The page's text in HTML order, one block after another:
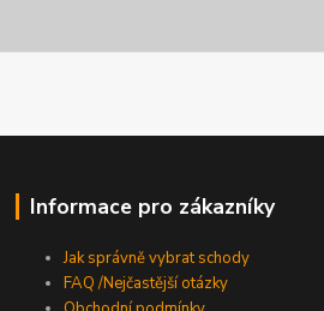
Informace pro zákazníky
Jak správně vybrat schody
FAQ /Nejčastější otázky